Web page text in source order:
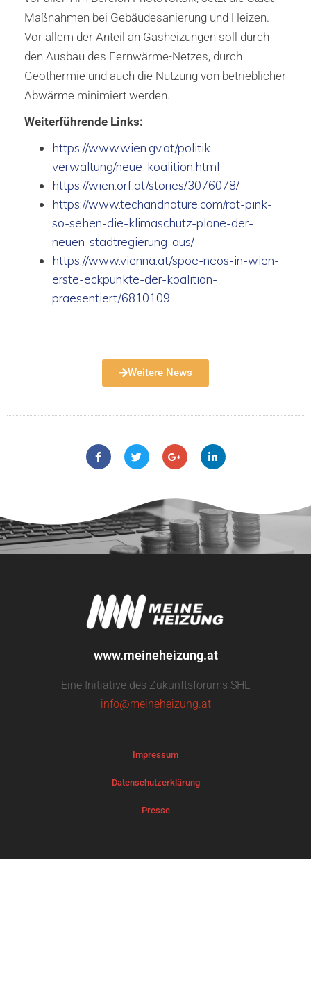
Maßnahmen bei Gebäudesanierung und Heizen.
Vor allem der Anteil an Gasheizungen soll durch
den Ausbau des Fernwärme-Netzes, durch
Geothermie und auch die Nutzung von betrieblicher
Abwärme minimiert werden.
Weiterführende Links:
https://www.wien.gv.at/politik-
verwaltung/neue-koalition.html
https://wien.orf.at/stories/3076078/
https://www.techandnature.com/rot-pink-
so-sehen-die-klimaschutz-plane-der-
neuen-stadtregierung-aus/
https://www.vienna.at/spoe-neos-in-wien-
erste-eckpunkte-der-koalition-
praesentiert/6810109
Weitere News
www.meineheizung.at
Eine Initiative des Zukunftsforums SHL
info@meineheizung.at
Impressum
Datenschutzerklärung
Presse